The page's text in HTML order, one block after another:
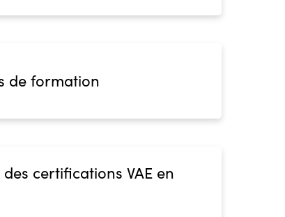
de formation
certifications VAE en